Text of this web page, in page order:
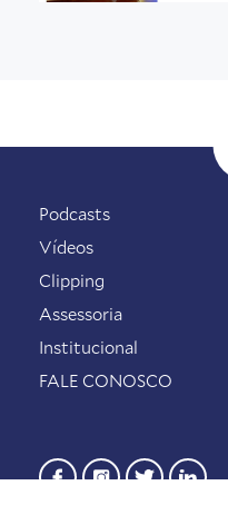
Podcasts
Vídeos
Clipping
Assessoria
Institucional
FALE CONOSCO